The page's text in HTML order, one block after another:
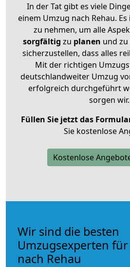
In der Tat gibt es viele
einem Umzug nach Rehau.
zu nehmen, um alle
sorgfältig zu planen und zu
sicherzustellen, dass alles
Mit der richtigen
deutschlandweiter Umzug
erfolgreich durchgeführt
sorgen wir.
Füllen Sie jetzt das
Sie kostenlose
Kostenlose
Wir sind die besten
Umzugsexperten
nach Rehau